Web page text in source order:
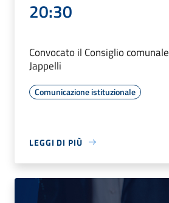
20:30
Convocato il Consiglio
Jappelli
Comunicazione istituzionale
LEGGI DI PIÙ